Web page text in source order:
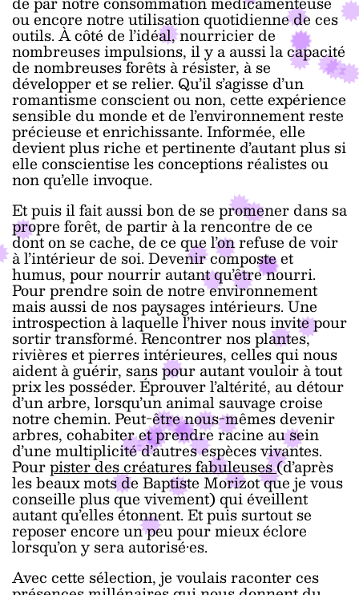
ou encore notre utilisation quotidienne de ces
outils. À côté de l’idéal, nourricier de
nombreuses impulsions, il y a aussi la capacité
de nombreuses forêts à résister, à se
développer et se relier. Qu’il s’agisse d’un
romantisme conscient ou non, cette expérience
sensible du monde et de l’environnement reste
précieuse et enrichissante. Informée, elle
devient plus riche et pertinente d’autant plus si
elle conscientise les conceptions réalistes ou
non qu’elle invoque.
Et puis il fait aussi bon de se promener dans sa
propre forêt, de partir à la rencontre de ce
dont on se cache, de ce que l’on refuse de voir
à l’intérieur de soi. Devenir composte et
humus, pour nourrir autant qu’être nourri.
Pour prendre soin de notre environnement
mais aussi de nos paysages intérieurs. Une
introspection à laquelle l’hiver nous invite pour
sortir transformé. Rencontrer nos plantes,
rivières et pierres intérieures, celles qui nous
aident à guérir, sans pour autant vouloir à tout
prix les posséder. Éprouver l’altérité, au détour
d’un arbre, lorsqu’un animal sauvage croise
notre chemin. Peut-être nous-mêmes devenir
arbres, cohabiter et prendre racine au sein
d’une multiplicité d’autres espèces vivantes.
Pourpister des créatures fabuleuses(d’après
les beaux mots de Baptiste Morizot que je vous
conseille plus que vivement) qui éveillent
autant qu’elles étonnent. Et puis surtout se
reposer encore un peu pour mieux éclore
lorsqu’on y sera autorisé·es.
Avec cette sélection, je voulais raconter ces